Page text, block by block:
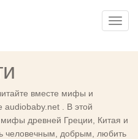
вместе мифы и
audiobaby.net . В этой
древней Греции, Китая и
человечным, добрым, любить